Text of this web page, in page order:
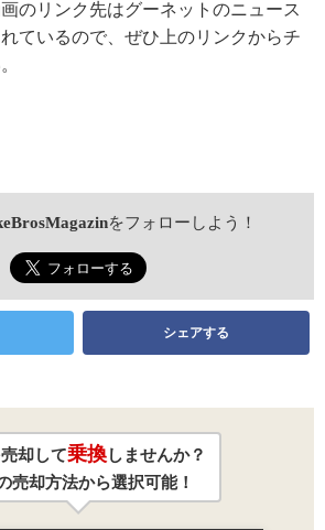
のリンク先はグーネットのニュース
ているので、ぜひ上のリンクからチ
をフォローしよう！
シェアする
却して乗換しませんか？
売却方法から選択可能！